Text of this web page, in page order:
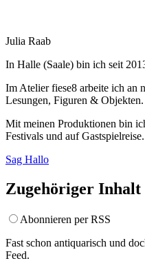
Julia Raab
In Halle (Saale) bin ich seit
Im Atelier fiese8 arbeite ich an
Lesungen, Figuren & Objekten.
Mit meinen Produktionen bin
Festivals und auf Gastspielreise.
Sag Hallo
Zugehöriger Inhalt
Abonnieren per RSS
Fast schon antiquarisch und
Feed.